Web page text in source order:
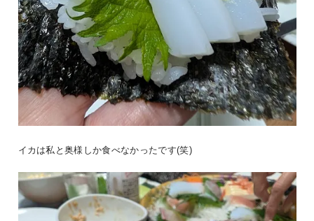
イカは私と奥様しか食べなかったです(笑)